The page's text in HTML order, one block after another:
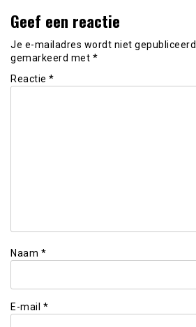
Geef een reactie
Je e-mailadres wordt niet gepubliceerd.
gemarkeerd met *
Reactie *
Naam *
E-mail *